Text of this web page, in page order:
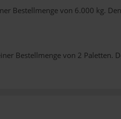
Bestellmenge von 6.000 kg.
Bestellmenge von 2 Paletten.